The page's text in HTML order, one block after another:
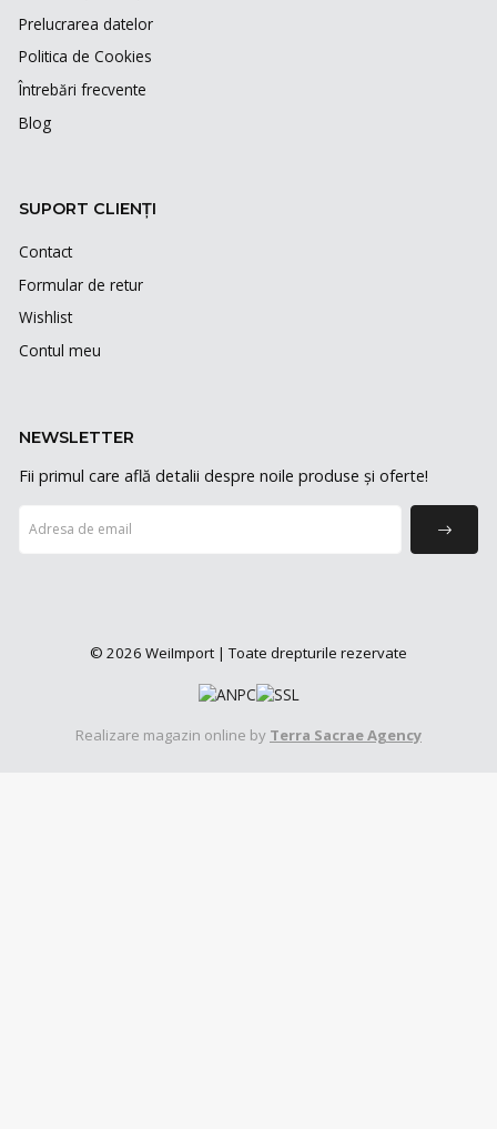
Prelucrarea datelor
Politica de Cookies
Întrebări frecvente
Blog
SUPORT CLIENȚI
Contact
Formular de retur
Wishlist
Contul meu
NEWSLETTER
Fii primul care află detalii despre noile produse și oferte!
© 2026 WeiImport | Toate drepturile rezervate
Realizare magazin online by Terra Sacrae Agency